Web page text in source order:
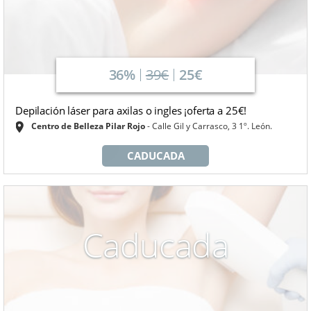
36% 39€ 25€
Depilación láser para axilas o ingles ¡oferta a 25€!
Centro de Belleza Pilar Rojo Calle Gil y Carrasco, 3 1º. León.
CADUCADA
Caducada